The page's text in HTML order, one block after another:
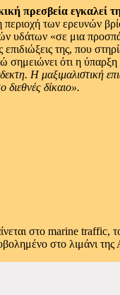
πρεσβεία εγκαλεί
περιοχή των ερευνών
υδάτων «σε μια
επιδιώξεις της, που
σημειώνει ότι η
Η μαξιμαλιστική
διεθνές δίκαιο».
στο marine traffic,
στο λιμάνι της